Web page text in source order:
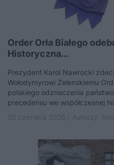
Order Orła Białego
Historyczna...
Prezydent Karol Nawrocki
Wołodymyrowi Zełenskiemu
polskiego odznaczenia
precedensu we współczesnej